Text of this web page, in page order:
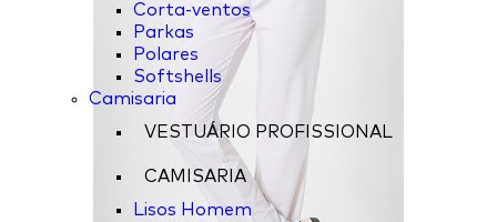
Corta-ventos
Parkas
Polares
Softshells
Camisaria
VESTUÁRIO PROFISSIONAL
CAMISARIA
Lisos Homem